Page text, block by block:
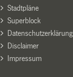
Stadtpläne
Superblock
Datenschutzerklärung
Disclaimer
Impressum